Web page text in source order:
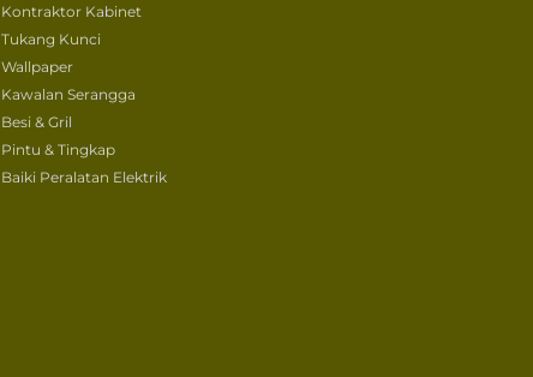
Kontraktor Kabinet
Tukang Kunci
Wallpaper
Kawalan Serangga
Besi & Gril
Pintu & Tingkap
Baiki Peralatan Elektrik